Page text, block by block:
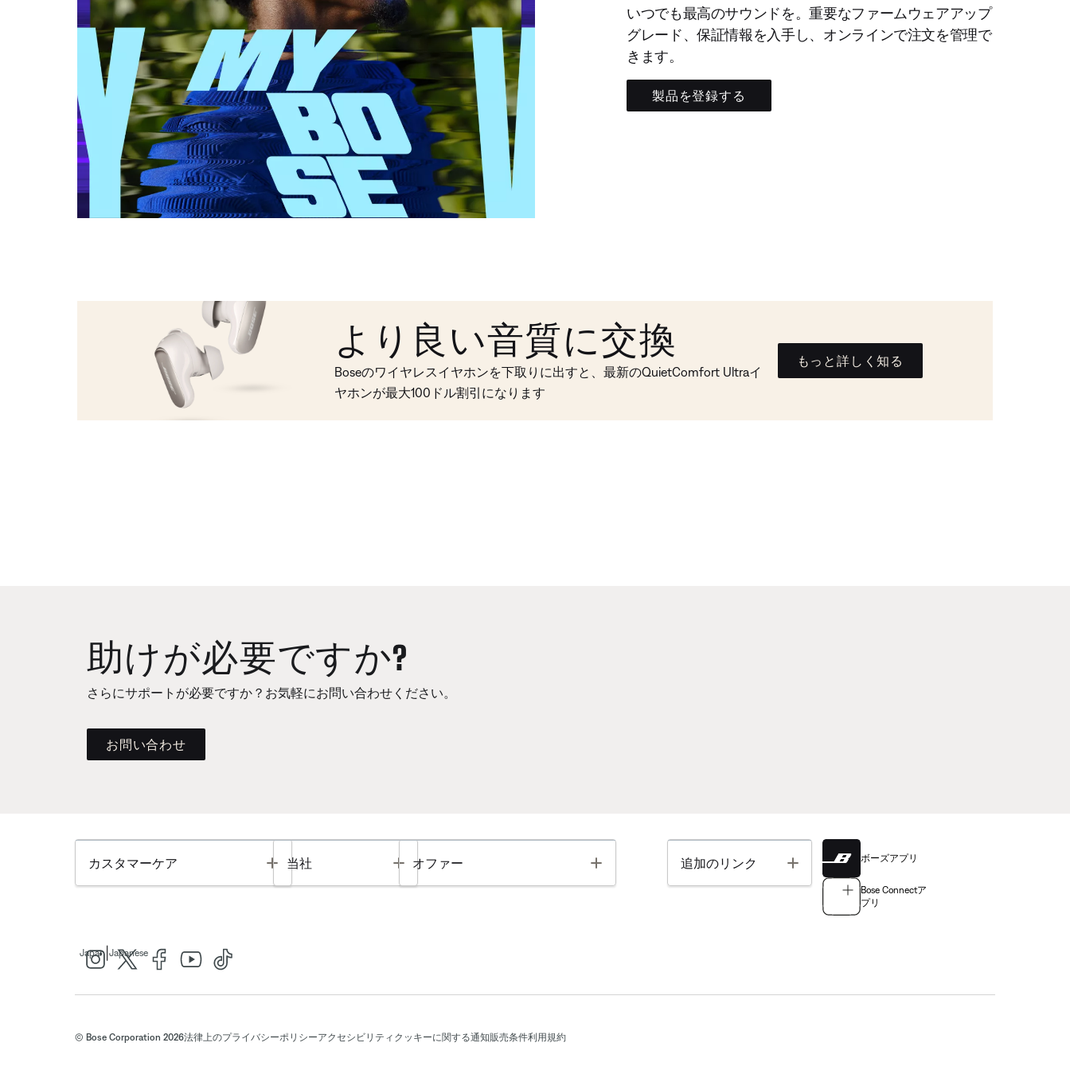
いつでも最高のサウンドを。重要なファームウェアアップ
グレード、保証情報を入手し、オンラインで注文を管理で
きます。
製品を登録する
より良い音質に交換
Boseのワイヤレスイヤホンを下取りに出すと、最新のQuietComfort Ultraイ
ヤホンが最大100ドル割引になります
もっと詳しく知る
助けが必要ですか?
さらにサポートが必要ですか？お気軽にお問い合わせください。
お問い合わせ
カスタマーケア Toggle
当社 Toggle
オファー Toggle 追加のリンク Toggle ボーズアプリ
Bose Connectア
プリ
Japan Japanese
© Bose Corporation 2026法律上のプライバシーポリシーアクセシビリティ クッキーに関する通知販売条件利用規約